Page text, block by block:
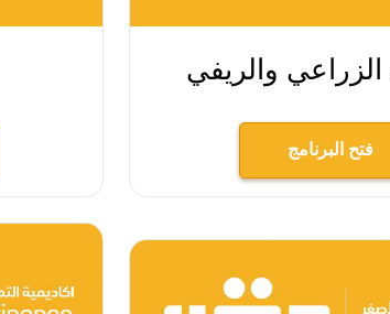
الزراعي والريفي
فتح البرنامج